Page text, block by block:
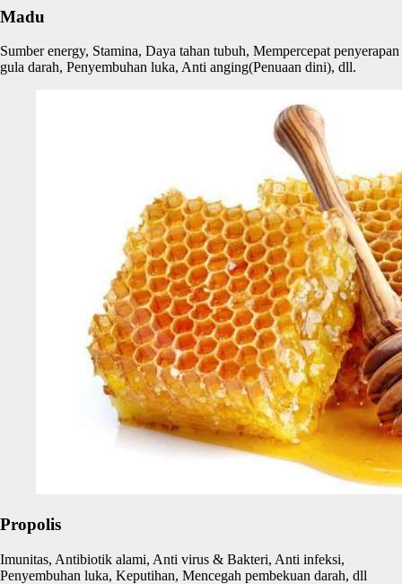
Madu
Sumber energy, Stamina, Daya tahan tubuh, Mempercepat penyerapan
gula darah, Penyembuhan luka, Anti anging(Penuaan dini), dll.
Propolis
Imunitas, Antibiotik alami, Anti virus & Bakteri, Anti infeksi,
Penyembuhan luka, Keputihan, Mencegah pembekuan darah, dll